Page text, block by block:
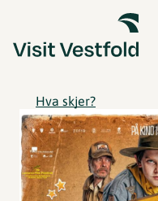
Hva skjer?